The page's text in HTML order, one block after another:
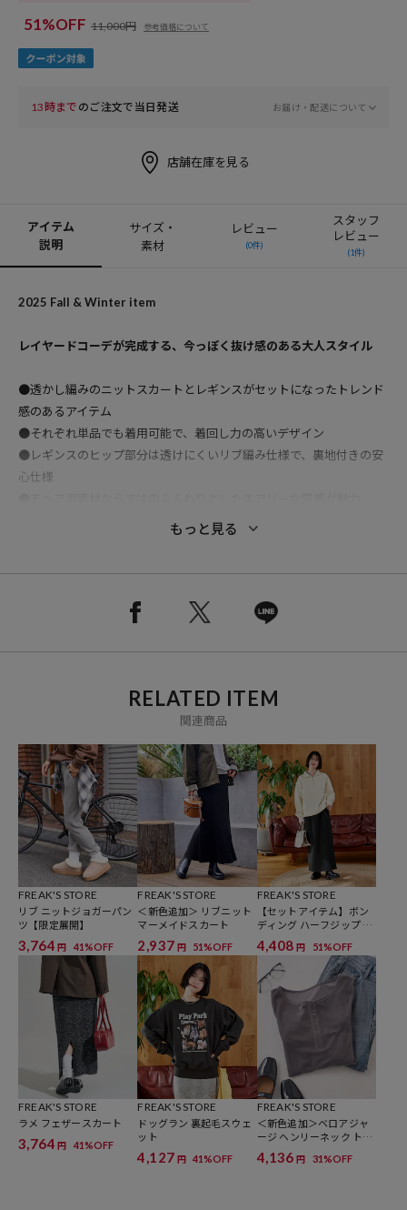
51%OFF 11,000円 参考価格について
13時まで のご注文で当日発送 お届け・配送について
店舗在庫を見る
アイテム
説明
サイズ・
素材
レビュー
(0件)
スタッフ
レビュー
(1件)
2025 Fall & Winter item
レイヤードコーデが完成する、今っぽく抜け感のある大人スタイル
●透かし編みのニットスカートとレギンスがセットになったトレンド
感のあるアイテム
●それぞれ単品でも着用可能で、着回し力の高いデザイン
●レギンスのヒップ部分は透けにくいリブ編み仕様で、裏地付きの安
心仕様
●ロングシーズン着用でき、スタイリング次第で季節を問わず活躍
カジュアルなスウェットなど、オーバーシルエットのトップスに合わ
せてゆるフェミニンなスタイルに。
スカートはデニムに重ねたり、レギンスはワンピースに合わせたりと
単品でも着回しが効きます。
※こちらの商品は、弊社管理上のカラーを表記しております為、タグ
のカラー表記と異なる記載となっております。
【サイト表記：タグ表記】
・オフホワイト：OFF
・グレー：GRY
・ブラック：BLK
※掲載画像の商品の色味は、屋外や屋内の光の照射や角度により実物
と色味が異なる場合がございます。また表示のサイズ感と実物は若干
異なる場合もございますので、予めご了承ください。
※着用、お取り扱いの際は、商品についている品質表示とアテンショ
ンタグを必ずご確認下さい。
※衛生上の理由により、本商品は返品の対象外です。
もっと見る
RELATED ITEM
関連商品
FREAK'S STORE
リブ ニットジョガーパン
ツ【限定展開】
3,764 円 41%OFF
FREAK'S STORE
＜新色追加＞ リブニット
マーメイドスカート
2,937 円 51%OFF
FREAK'S STORE
【セットアイテム】ボン
ディング ハーフジップ ス
カートセット
4,408 円 51%OFF
FREAK'S STORE
ラメ フェザースカート
3,764 円 41%OFF
FREAK'S STORE
ドッグラン 裏起毛スウェ
ット
4,127 円 41%OFF
FREAK'S STORE
＜新色追加＞ベロアジャ
ージ ヘンリーネック トッ
プス
4,136 円 31%OFF